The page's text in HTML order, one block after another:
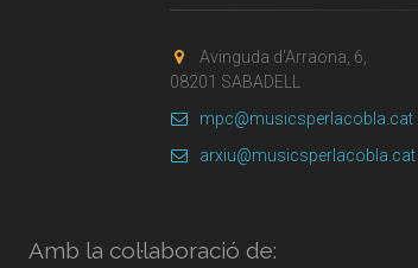
Avinguda d'Arraona, 6,
08201 SABADELL
mpc@musicsperlacobla.cat
arxiu@musicsperlacobla.cat
Amb la col·laboració de: